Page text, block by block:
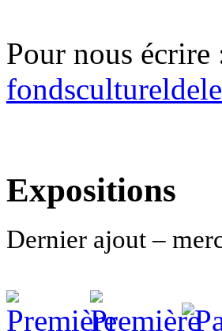
Pour nous écrire
Expositions
Dernier ajout –